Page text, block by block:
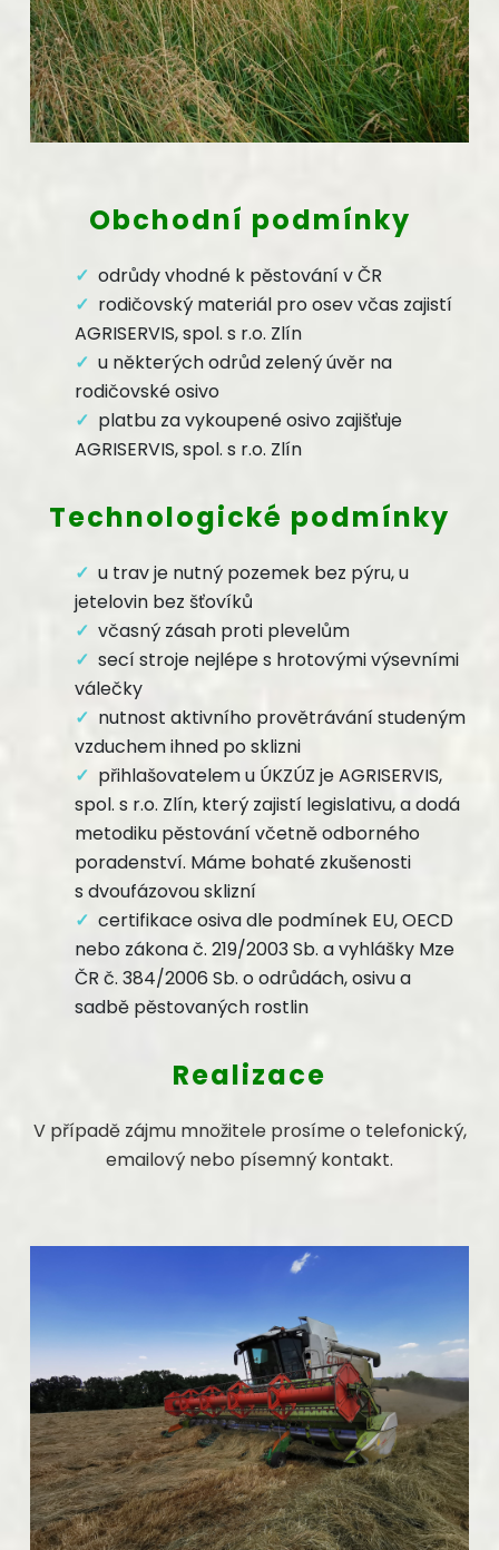
Obchodní podmínky
odrůdy vhodné k pěstování v ČR
rodičovský materiál pro osev včas zajistí
AGRISERVIS, spol. s r.o. Zlín
u některých odrůd zelený úvěr na
rodičovské osivo
platbu za vykoupené osivo zajišťuje
AGRISERVIS, spol. s r.o. Zlín
Technologické podmínky
u trav je nutný pozemek bez pýru, u
jetelovin bez šťovíků
včasný zásah proti plevelům
secí stroje nejlépe s hrotovými výsevními
válečky
nutnost aktivního provětrávání studeným
vzduchem ihned po sklizni
přihlašovatelem u ÚKZÚZ je AGRISERVIS,
spol. s r.o. Zlín, který zajistí legislativu, a dodá
metodiku pěstování včetně odborného
poradenství. Máme bohaté zkušenosti
s dvoufázovou sklizní
certifikace osiva dle podmínek EU, OECD
nebo zákona č. 219/2003 Sb. a vyhlášky Mze
ČR č. 384/2006 Sb. o odrůdách, osivu a
sadbě pěstovaných rostlin
Realizace
V případě zájmu množitele prosíme o telefonický,
emailový nebo písemný kontakt.